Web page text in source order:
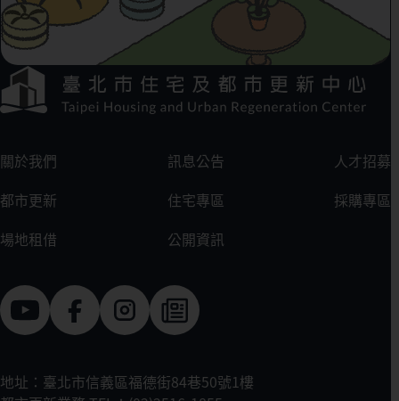
方選單連結區
:::
關於我們 訊息公告
人才招募
都市更新
住宅專區
採購專區
場地租借
公開資訊
地址：臺北市信義區福德街84巷50號1樓